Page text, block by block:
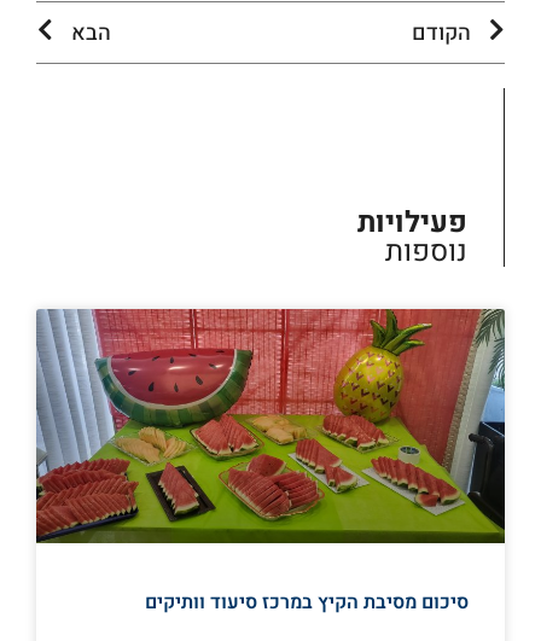
הקודם הבא
פעילויות
נוספות
סיכום מסיבת הקיץ במרכז סיעוד וותיקים